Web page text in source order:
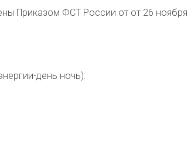
Приказом ФСТ России от от 26 ноября
день ночь):